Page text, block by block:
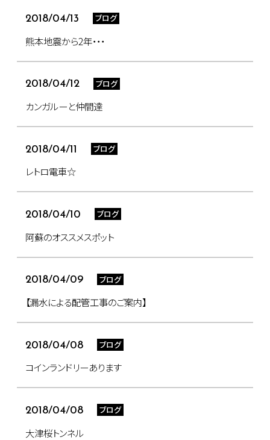
2018/04/13 ブログ
熊本地震から2年・・・
2018/04/12 ブログ
カンガルーと仲間達
2018/04/11 ブログ
レトロ電車☆
2018/04/10 ブログ
阿蘇のオススメスポット
2018/04/09 ブログ
【漏水による配管工事のご案内】
2018/04/08 ブログ
コインランドリーあります
2018/04/08 ブログ
大津桜トンネル